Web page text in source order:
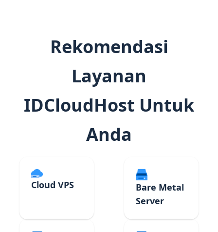
Rekomendasi
Layanan
IDCloudHost Untuk
Anda
Cloud VPS
Bare Metal
Server